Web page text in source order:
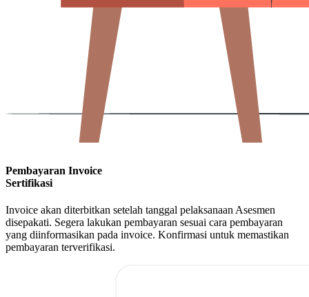
Pembayaran Invoice
Sertifikasi
Invoice akan diterbitkan setelah tanggal pelaksanaan Asesmen
disepakati. Segera lakukan pembayaran sesuai cara pembayaran
yang diinformasikan pada invoice. Konfirmasi untuk memastikan
pembayaran terverifikasi.